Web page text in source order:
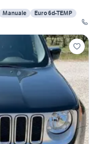
Manuale
Euro 6d-TEMP